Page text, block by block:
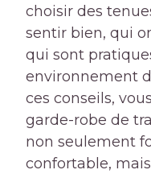
choisir des
sentir bien, qui
qui sont
environnement
ces conseils,
garde-robe de
non seulement
confortable,